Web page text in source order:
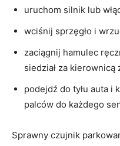
uruchom silnik lub
wciśnij sprzęgło i
zaciągnij hamulec
siedział za
podejdź do tyłu auta i
palców do każdego
Sprawny czujnik